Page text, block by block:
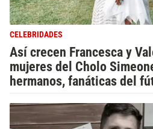
CELEBRIDADES
Así crecen Francesca y
mujeres del Cholo
hermanos, fanáticas del